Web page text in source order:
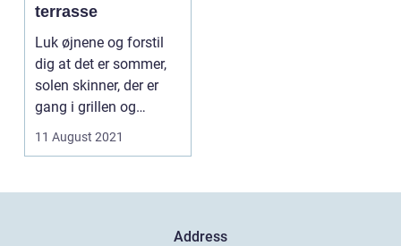
terrasse
Luk øjnene og forstil
dig at det er sommer,
solen skinner, der er
gang i grillen og
ungerne l...
11 August 2021
Address